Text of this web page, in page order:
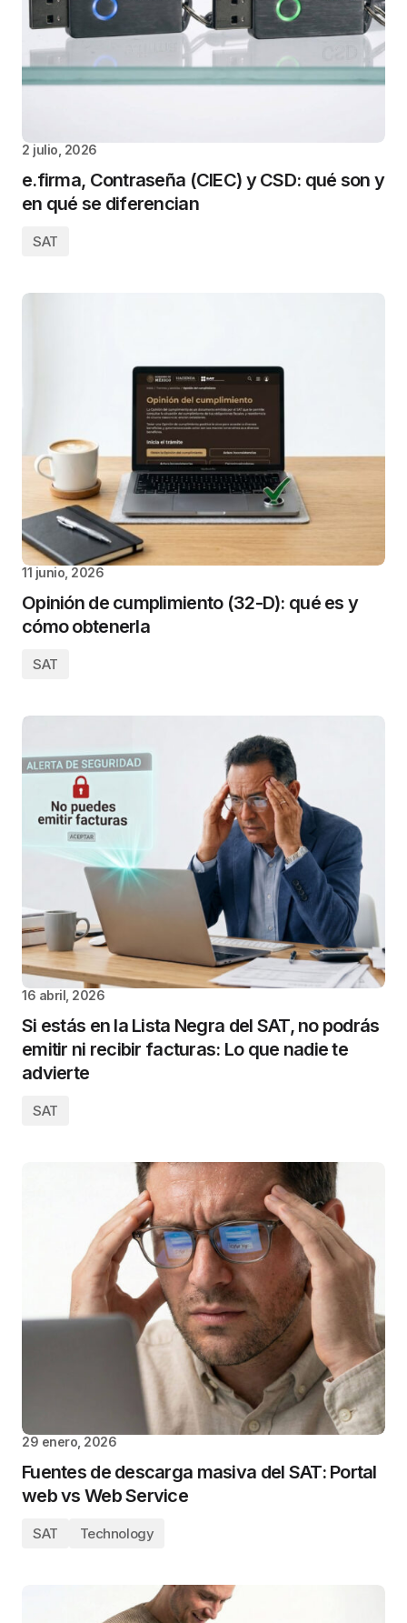
2 julio, 2026
e.firma, Contraseña (CIEC) y CSD: qué son y
en qué se diferencian
SAT
11 junio, 2026
Opinión de cumplimiento (32-D): qué es y
cómo obtenerla
SAT
16 abril, 2026
Si estás en la Lista Negra del SAT, no podrás
emitir ni recibir facturas: Lo que nadie te
advierte
SAT
29 enero, 2026
Fuentes de descarga masiva del SAT: Portal
web vs Web Service
SAT Technology